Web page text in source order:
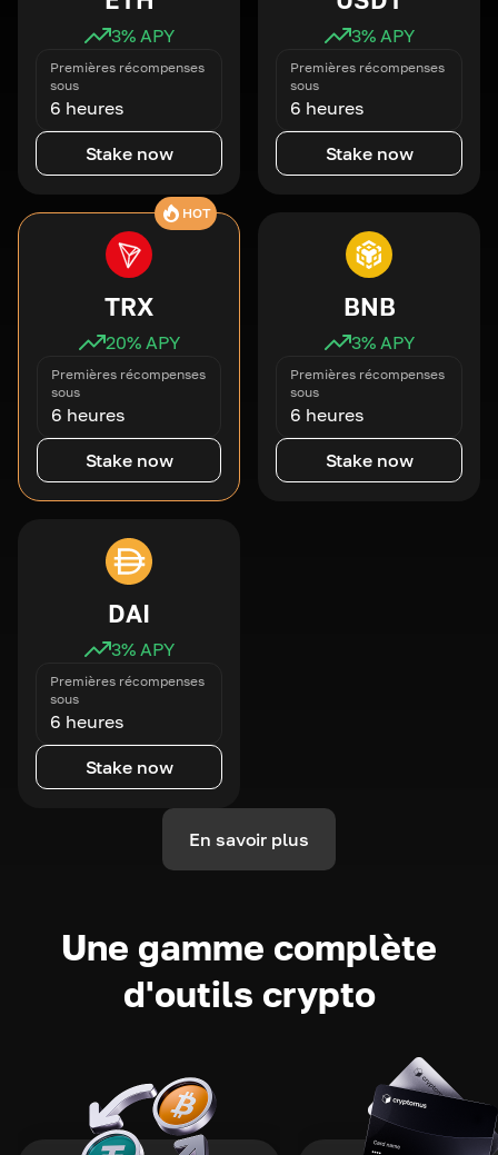
3% APY
Premières récompenses
sous
6 heures
Stake now
3% APY
Premières récompenses
sous
6 heures
Stake now
HOT
TRX
20% APY
Premières récompenses
sous
6 heures
Stake now
BNB
3% APY
Premières récompenses
sous
6 heures
Stake now
DAI
3% APY
Premières récompenses
sous
6 heures
Stake now
En savoir plus
Une gamme complète
d'outils crypto